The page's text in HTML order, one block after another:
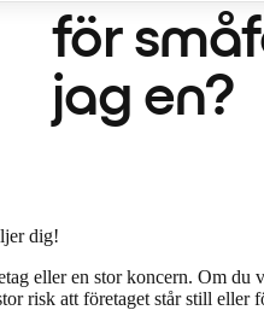
för
jag en?
dig!
eller en stor koncern. Om
risk att företaget står still eller